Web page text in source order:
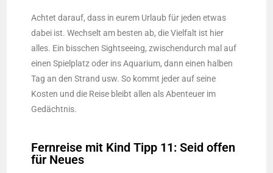
Achtet darauf, dass in eurem Urlaub für jeden etwas
dabei ist. Wechselt am besten ab, die Vielfalt ist hier
alles. Ein bisschen Sightseeing, zwischendurch mal auf
einen Spielplatz oder ins Aquarium, dann einen halben
Tag an den Strand usw. So kommt jeder auf seine
Kosten und die Reise bleibt allen als Abenteuer im
Gedächtnis.
Fernreise mit Kind Tipp 11: Seid offen
für Neues